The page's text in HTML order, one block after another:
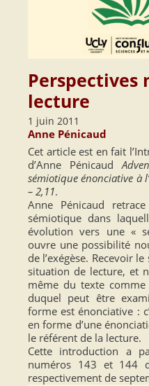
Perspectives
lecture
1 juin 2011
Anne Pénicaud
Cet article est en fait
d’Anne Pénicaud
sémiotique énonciative à
– 2,11.
Anne Pénicaud
sémiotique dans
évolution vers une «
ouvre une possibilité
de l’exégèse. Recevoir
situation de lecture, et
même du texte
duquel peut être
forme est énonciative :
en forme d’une
le référent de la lecture.
Cette introduction a
numéros 143 et 144
respectivement de